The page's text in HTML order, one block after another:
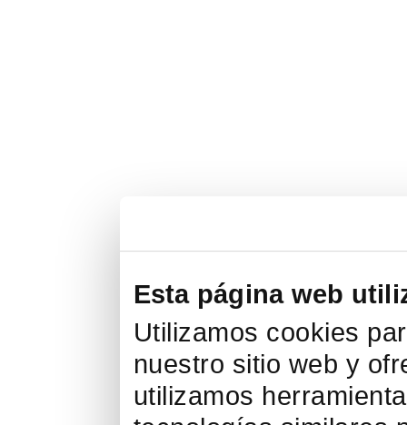
Esta página web
Utilizamos cookies
nuestro sitio web y
utilizamos